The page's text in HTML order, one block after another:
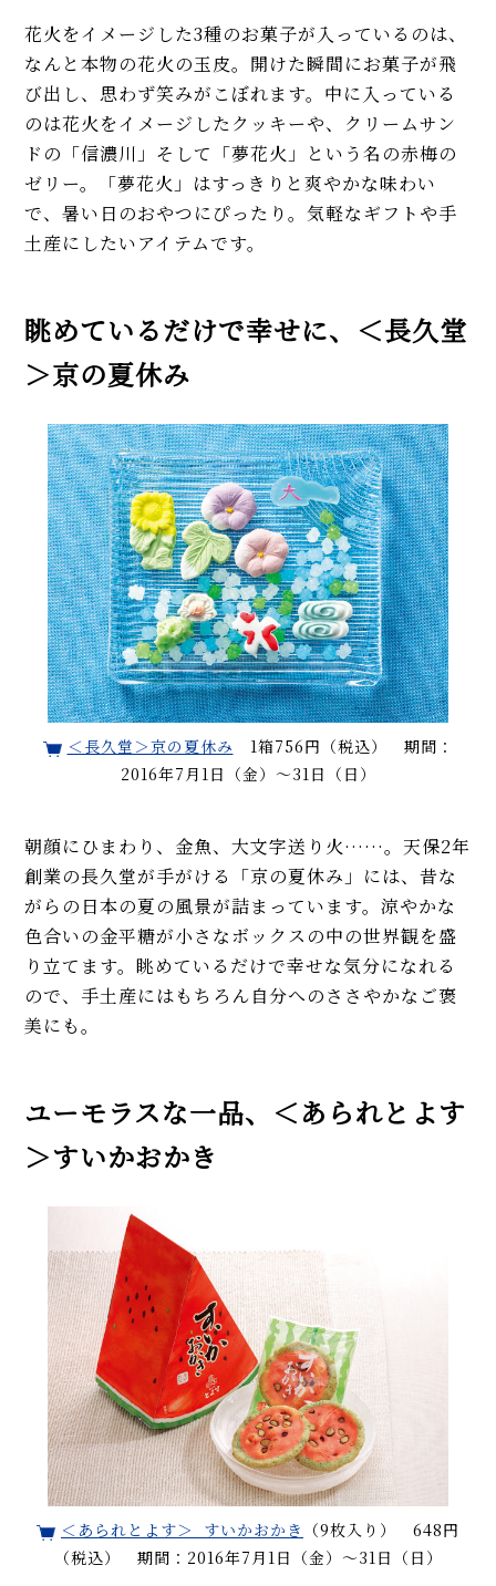
花火をイメージした3種のお菓子が入っているのは、
なんと本物の花火の玉皮。開けた瞬間にお菓子が飛
び出し、思わず笑みがこぼれます。中に入っている
のは花火をイメージしたクッキーや、クリームサン
ドの「信濃川」そして「夢花火」という名の赤梅の
ゼリー。「夢花火」はすっきりと爽やかな味わい
で、暑い日のおやつにぴったり。気軽なギフトや手
土産にしたいアイテムです。
眺めているだけで幸せに、＜長久堂
＞京の夏休み
＜長久堂＞京の夏休み 1箱756円（税込） 期間：
2016年7月1日（金）～31日（日）
朝顔にひまわり、金魚、大文字送り火……。天保2年
創業の長久堂が手がける「京の夏休み」には、昔な
がらの日本の夏の風景が詰まっています。涼やかな
色合いの金平糖が小さなボックスの中の世界観を盛
り立てます。眺めているだけで幸せな気分になれる
ので、手土産にはもちろん自分へのささやかなご褒
美にも。
ユーモラスな一品、＜あられとよす
＞すいかおかき
＜あられとよす＞ すいかおかき （9枚入り） 648円
（税込） 期間：2016年7月1日（金）～31日（日）